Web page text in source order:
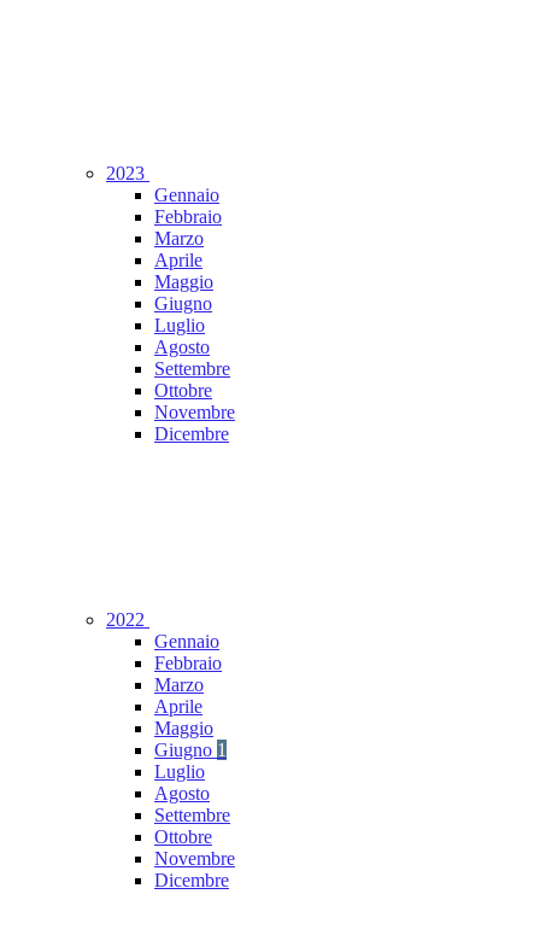
2023
Gennaio
Febbraio
Marzo
Aprile
Maggio
Giugno
Luglio
Agosto
Settembre
Ottobre
Novembre
Dicembre
2022
Gennaio
Febbraio
Marzo
Aprile
Maggio
Giugno 1
Luglio
Agosto
Settembre
Ottobre
Novembre
Dicembre